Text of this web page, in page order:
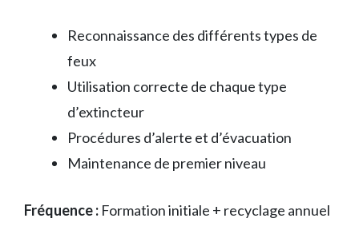
Reconnaissance des différents types de
feux
Utilisation correcte de chaque type
d’extincteur
Procédures d’alerte et d’évacuation
Maintenance de premier niveau
Fréquence : Formation initiale + recyclage annuel